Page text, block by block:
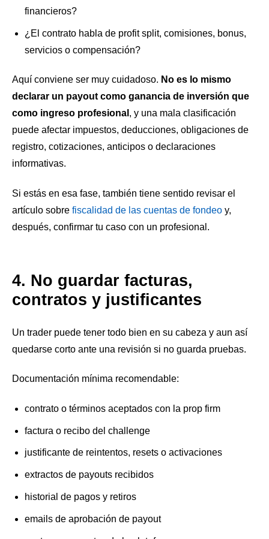
financieros?
¿El contrato habla de profit split, comisiones, bonus,
servicios o compensación?
Aquí conviene ser muy cuidadoso. No es lo mismo
declarar un payout como ganancia de inversión que
como ingreso profesional , y una mala clasificación
puede afectar impuestos, deducciones, obligaciones de
registro, cotizaciones, anticipos o declaraciones
informativas.
Si estás en esa fase, también tiene sentido revisar el
artículo sobre fiscalidad de las cuentas de fondeo y,
después, confirmar tu caso con un profesional.
4. No guardar facturas,
contratos y justificantes
Un trader puede tener todo bien en su cabeza y aun así
quedarse corto ante una revisión si no guarda pruebas.
Documentación mínima recomendable:
contrato o términos aceptados con la prop firm
factura o recibo del challenge
justificante de reintentos, resets o activaciones
extractos de payouts recibidos
historial de pagos y retiros
emails de aprobación de payout